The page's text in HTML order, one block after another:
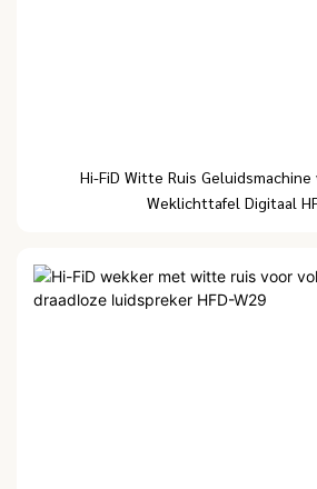
Hi-FiD Witte Ruis
Weklichttafel Digitaal